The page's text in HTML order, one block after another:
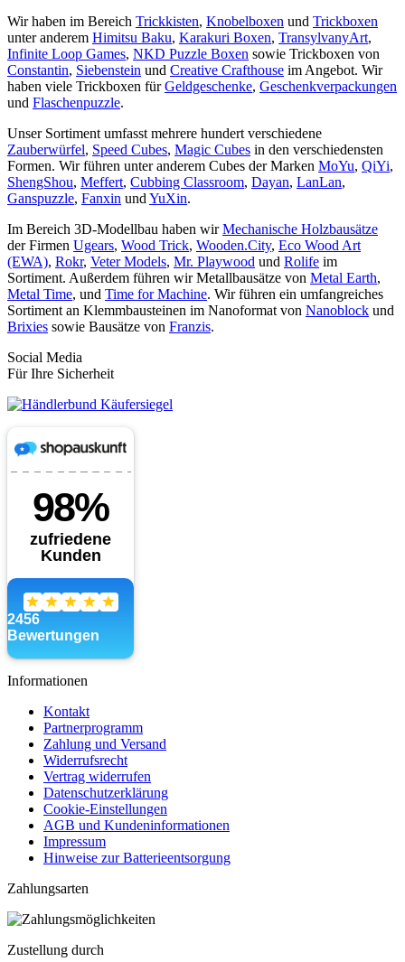
Wir haben im Bereich Trickkisten, Knobelboxen und Trickboxen
unter anderem Himitsu Baku, Karakuri Boxen, TransylvanyArt,
Infinite Loop Games, NKD Puzzle Boxen sowie Trickboxen von
Constantin, Siebenstein und Creative Crafthouse im Angebot. Wir
haben viele Trickboxen fürGeldgeschenke, Geschenkverpackungen
und Flaschenpuzzle.
Unser Sortiment umfasst mehrere hundert verschiedene
Zauberwürfel, Speed Cubes, Magic Cubes in den verschiedensten
Formen. Wir führen unter anderem Cubes der Marken MoYu, QiYi,
ShengShou, Meffert, Cubbing Classroom, Dayan, LanLan,
Ganspuzzle, Fanxin und YuXin.
Im Bereich 3D-Modellbau haben wirMechanische Holzbausätze
der Firmen Ugears, Wood Trick, Wooden.City, Eco Wood Art
(EWA), Rokr, Veter Models, Mr. Playwood und Rolife im
Sortiment. Außerdem führen wir Metallbausätze von Metal Earth,
Metal Time, und Time for Machine. Wir führen ein umfangreiches
Sortiment an Klemmbausteinen im Nanoformat von Nanoblock und
Brixies sowie Bausätze von Franzis.
Social Media
Für Ihre Sicherheit
Informationen
Kontakt
Partnerprogramm
Zahlung und Versand
Widerrufsrecht
Vertrag widerrufen
Datenschutzerklärung
Cookie-Einstellungen
AGB und Kundeninformationen
Impressum
Hinweise zur Batterieentsorgung
Zahlungsarten
Zustellung durch